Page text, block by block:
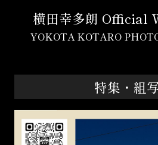
横田幸多朗 Official
YOKOTA KOTARO
特集・組